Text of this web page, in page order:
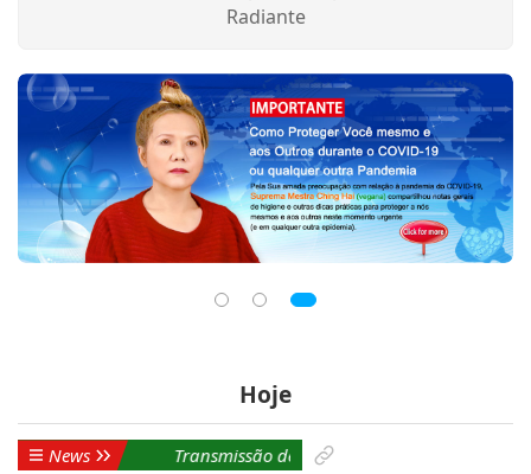
Radiante
Hoje
News
Transmissão de NOTÍCIAS DIÁRIAS